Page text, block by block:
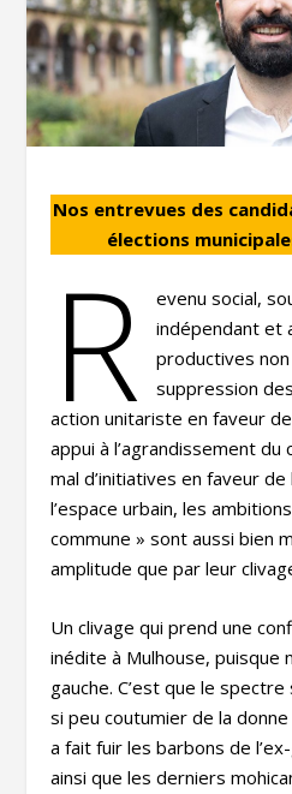
Nos entrevues des
élections
R
evenu social,
indépendant et
productives
suppression des
action unitariste en faveur
appui à l’agrandissement du
mal d’initiatives en faveur
l’espace urbain, les
commune » sont aussi bien
amplitude que par leur
Un clivage qui prend une
inédite à Mulhouse,
gauche. C’est que le
si peu coutumier de la donne
a fait fuir les barbons de
ainsi que les derniers